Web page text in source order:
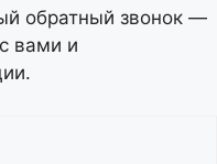
обратный звонок —
вами и